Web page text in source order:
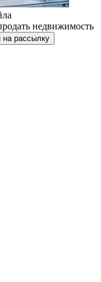
недвижимость